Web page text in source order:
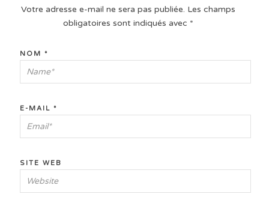
Votre adresse e-mail ne sera pas publiée. Les champs
obligatoires sont indiqués avec *
NOM *
E-MAIL *
SITE WEB